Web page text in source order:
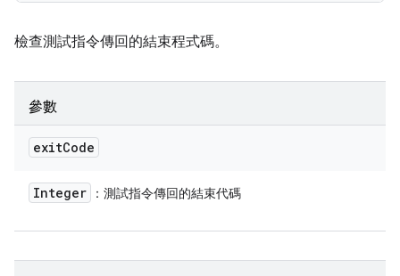
檢查測試指令傳回的結束程式碼。
參數
exitCode
Integer ：測試指令傳回的結束代碼